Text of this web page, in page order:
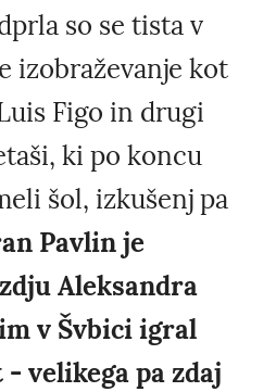
so se tista v
izobraževanje kot
Figo in drugi
ki po koncu
šol, izkušenj pa
Pavlin je
Aleksandra
v Švbici igral
velikega pa zdaj